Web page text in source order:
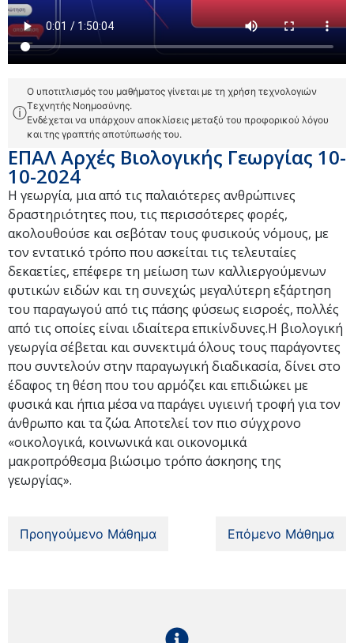
ⓘ
Ο υποτιτλισμός του μαθήματος γίνεται με τη χρήση τεχνολογιών
Τεχνητής Νοημοσύνης.
Ενδέχεται να υπάρχουν αποκλίσεις μεταξύ του προφορικού λόγου
και της γραπτής αποτύπωσής του.
ΕΠΑΛ Αρχές Βιολογικής Γεωργίας 10-
10-2024
Η γεωργία, μια από τις παλαιότερες ανθρώπινες
δραστηριότητες που, τις περισσότερες φορές,
ακολουθούσε και σεβόταν τους φυσικούς νόμους, με
τον εντατικό τρόπο που ασκείται τις τελευταίες
δεκαετίες, επέφερε τη μείωση των καλλιεργούμενων
φυτικών ειδών και τη συνεχώς μεγαλύτερη εξάρτηση
του παραγωγού από τις πάσης φύσεως εισροές, πολλές
από τις οποίες είναι ιδιαίτερα επικίνδυνες.Η βιολογική
γεωργία σέβεται και συνεκτιμά όλους τους παράγοντες
που συντελούν στην παραγωγική διαδικασία, δίνει στο
έδαφος τη θέση που του αρμόζει και επιδιώκει με
φυσικά και ήπια μέσα να παράγει υγιεινή τροφή για τον
άνθρωπο και τα ζώα. Αποτελεί τον πιο σύγχρονο
«οικολογικά, κοινωνικά και οικονομικά
μακροπρόθεσμα βιώσιμο τρόπο άσκησης της
γεωργίας».
Προηγούμενο Μάθημα Επόμενο Μάθημα